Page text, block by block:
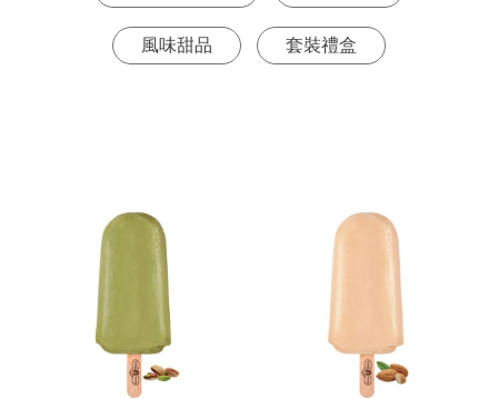
風味甜品 套裝禮盒